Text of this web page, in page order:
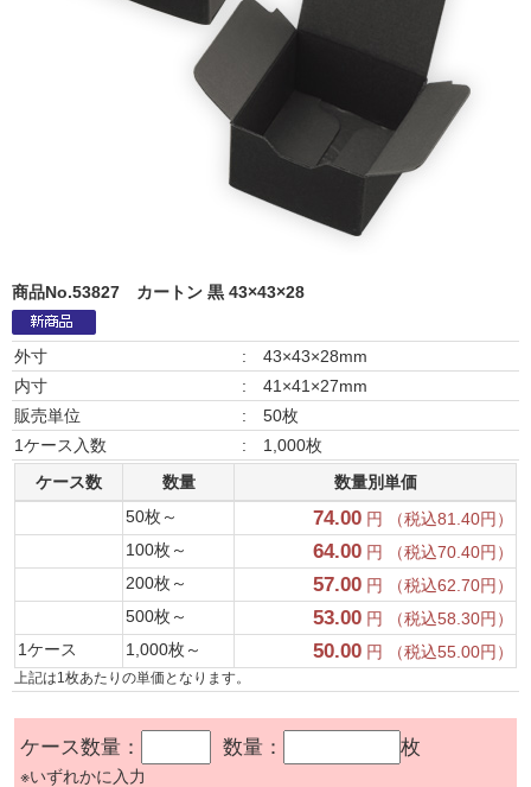
商品No.53827 カートン 黒 43×43×28
外寸 :
43×43×28mm
内寸
:
41×41×27mm
販売単位
:
50枚
1ケース入数
:
1,000枚
ケース数
数量
数量別単価
50枚～
74.00 円 （税込81.40円）
100枚～
64.00 円 （税込70.40円）
200枚～
57.00 円 （税込62.70円）
500枚～
53.00 円 （税込58.30円）
1ケース
1,000枚～ 50.00 円 （税込55.00円）
上記は1枚あたりの単価となります。
ケース数量： 数量： 枚
※いずれかに入力